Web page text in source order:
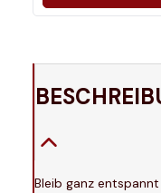
Bleib ganz